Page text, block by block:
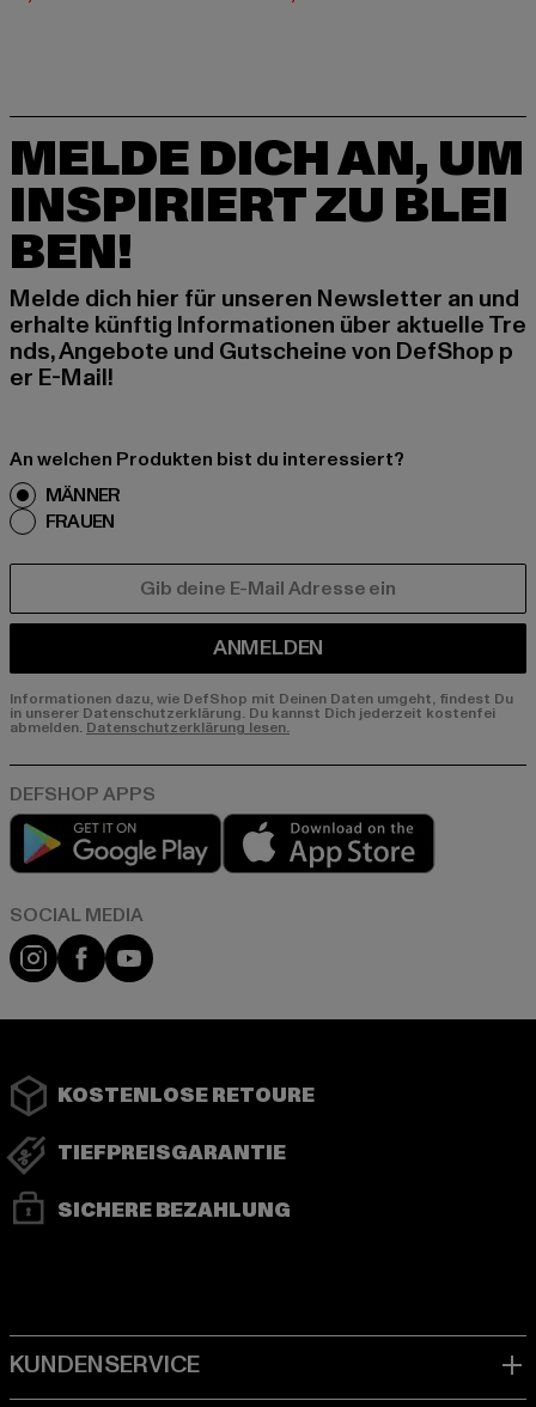
MELDE DICH AN, UM
INSPIRIERT ZU BLEI
BEN!
Melde dich hier für unseren Newsletter an und
erhalte künftig Informationen über aktuelle Tre
nds, Angebote und Gutscheine von DefShop p
er E-Mail!
An welchen Produkten bist du interessiert?
MÄNNER
FRAUEN
ANMELDEN
Informationen dazu, wie DefShop mit Deinen Daten umgeht, findest Du
in unserer Datenschutzerklärung. Du kannst Dich jederzeit kostenfei
abmelden. Datenschutzerklärung lesen.
Play market
Instagram
FacebookYouTube
KOSTENLOSE RETOURE
TIEFPREISGARANTIE
SICHERE BEZAHLUNG